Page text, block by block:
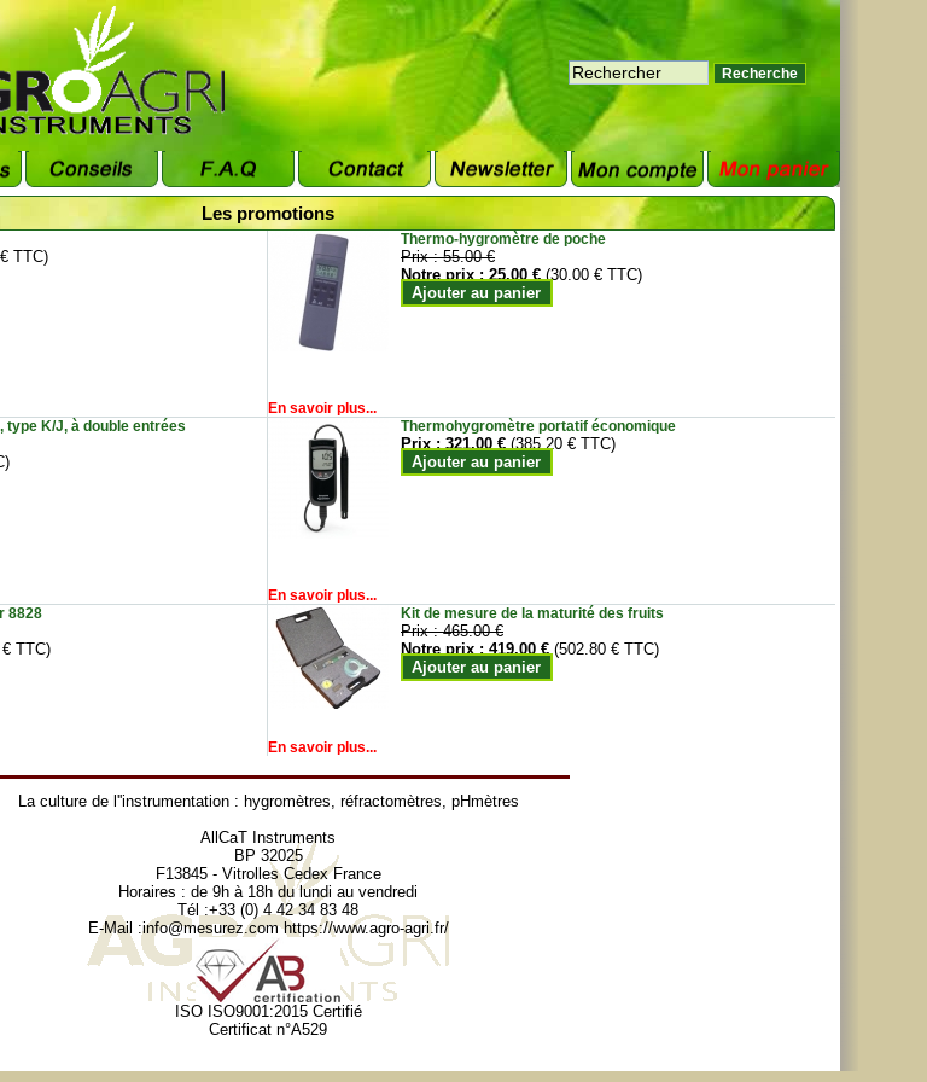
Les promotions
TTC)
Thermo-hygromètre de poche
Prix :55.00 €
Notre prix :25.00 € (30.00 € TTC)
Ajouter au panier
En savoir plus...
K/J, à double entrées
Thermohygromètre portatif économique
Prix :321.00 € (385.20 € TTC)
Ajouter au panier
En savoir plus...
8828
TTC)
Kit de mesure de la maturité des fruits
Prix :465.00 €
Notre prix :419.00 € (502.80 € TTC)
Ajouter au panier
En savoir plus...
La culture de l''instrumentation : hygromètres, réfractomètres, pHmètres
AllCaT Instruments
BP 32025
F13845 - Vitrolles Cedex France
Horaires : de 9h à 18h du lundi au vendredi
Tél :+33 (0) 4 42 34 83 48
E-Mail :info@mesurez.com https://www.agro-agri.fr/
ISO ISO9001:2015 Certifié
Certificat n°A529